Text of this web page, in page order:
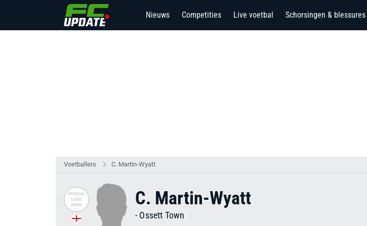
Nieuws Competities Live voetbal Schorsingen & blessures
Voetballers C. Martin-Wyatt
C. Martin-Wyatt
- Ossett Town